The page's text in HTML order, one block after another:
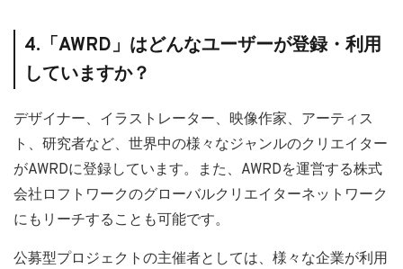
4.「AWRD」はどんなユーザーが登録・利用
していますか？
デザイナー、イラストレーター、映像作家、アーティス
ト、研究者など、世界中の様々なジャンルのクリエイター
がAWRDに登録しています。また、AWRDを運営する株式
会社ロフトワークのグローバルクリエイターネットワーク
にもリーチすることも可能です。
公募型プロジェクトの主催者としては、様々な企業が利用